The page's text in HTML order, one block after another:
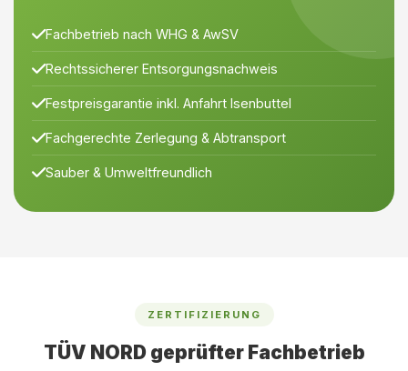
Fachbetrieb nach WHG & AwSV
Rechtssicherer Entsorgungsnachweis
Festpreisgarantie inkl. Anfahrt Isenbuttel
Fachgerechte Zerlegung & Abtransport
Sauber & Umweltfreundlich
ZERTIFIZIERUNG
TÜV NORD geprüfter Fachbetrieb